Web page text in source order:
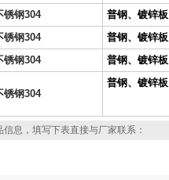
锈钢304
普钢、镀锌板
锈钢304
普钢、镀锌板
锈钢304 普钢、镀锌板
锈钢304
普钢、镀锌板
息，填写下表直接与厂家联系：